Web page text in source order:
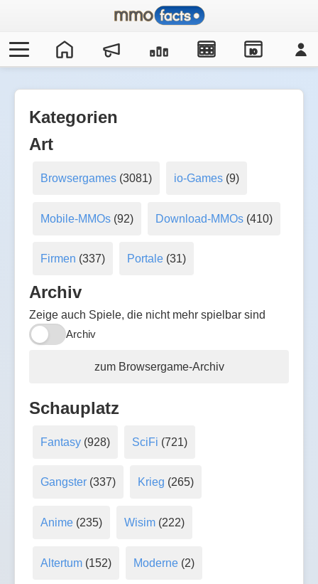
IO
Kategorien
Art
Browsergames(3081) io-Games (9)
Mobile-MMOs(92) Download-MMOs (410)
Firmen (337) Portale (31)
Archiv
Zeige auch Spiele, die nicht mehr spielbar sind
Archiv
zum Browsergame-Archiv
Schauplatz
Fantasy(928) SciFi (721)
Gangster(337) Krieg (265)
Anime(235) Wisim (222)
Altertum(152) Moderne (2)